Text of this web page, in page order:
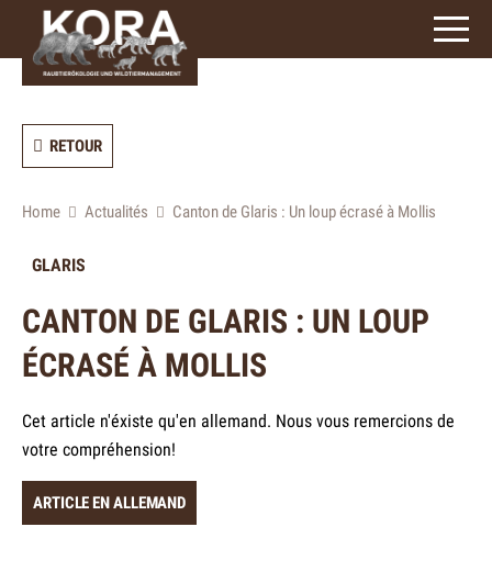
caractères)
RETOUR
Home Actualités Canton de Glaris : Un loup écrasé à Mollis
GLARIS
CANTON DE GLARIS : UN LOUP
ÉCRASÉ À MOLLIS
Cet article n'éxiste qu'en allemand. Nous vous remercions de
votre compréhension!
ARTICLE EN ALLEMAND